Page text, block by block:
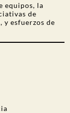
equipos, la
de
y esfuerzos de